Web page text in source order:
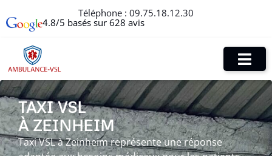
Téléphone : 09.75.18.12.30
4.8/5 basés sur 628 avis
TAXI VSL
À ZEINHEIM
Taxi VSL à Zeinheim représente une réponse